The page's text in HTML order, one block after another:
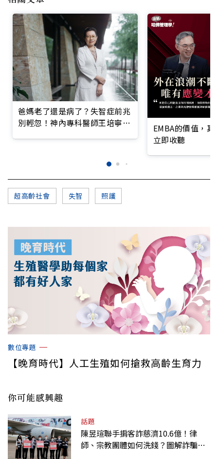
爸媽老了還是病了？失智症前兆
別輕忽！神內專科醫師王培寧呼
EMBA的價值，
立即收聽
超高齡社會 失智 照護
數位專題
【晚育時代】人工生殖如何搶救高齡生育力
你可能感興趣
話題
陳昱瑄聯手掮客詐慈濟10.6億！律
師、宗教團體如何洗錢？圖解詐騙關